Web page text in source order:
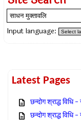
Input language:
Latest Pages
छन्दोग श्राद्ध विधि –
छन्दोग श्राद्ध विधि –